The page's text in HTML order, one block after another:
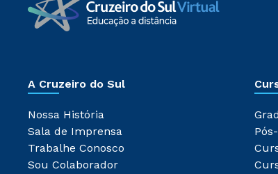
A Cruzeiro do Sul
Nossa História
Sala de Imprensa
Trabalhe Conosco
Sou Colaborador